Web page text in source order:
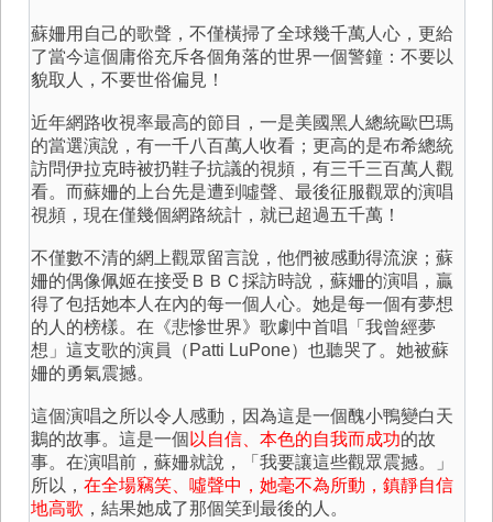
蘇姍用自己的歌聲，不僅橫掃了全球幾千萬人心，更給
了當今這個庸俗充斥各個角落的世界一個警鐘：不要以
貌取人，不要世俗偏見！
近年網路收視率最高的節目，一是美國黑人總統歐巴瑪
的當選演說，有一千八百萬人收看；更高的是布希總統
訪問伊拉克時被扔鞋子抗議的視頻，有三千三百萬人觀
看。而蘇姍的上台先是遭到噓聲、最後征服觀眾的演唱
視頻，現在僅幾個網路統計，就已超過五千萬！
不僅數不清的網上觀眾留言說，他們被感動得流淚；蘇
姍的偶像佩姬在接受ＢＢＣ採訪時說，蘇姍的演唱，贏
得了包括她本人在內的每一個人心。她是每一個有夢想
的人的榜樣。在《悲慘世界》歌劇中首唱「我曾經夢
想」這支歌的演員（Patti LuPone）也聽哭了。她被蘇
姍的勇氣震撼。
這個演唱之所以令人感動，因為這是一個醜小鴨變白天
鵝的故事。這是一個 以自信、本色的自我而成功的故
事。在演唱前，蘇姍就說，「我要讓這些觀眾震撼。」
所以， 在全場竊笑、噓聲中，她毫不為所動，鎮靜自信
地高歌 ，結果她成了那個笑到最後的人。